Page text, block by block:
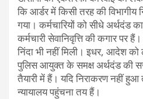
कि आर्डर में किसी तरह की विभागीय
गया। कर्मचारियों को सीधे अर्थदंड
कर्मचारी सेवानिवृत्ति की कगार पर
निंदा भी नहीं मिली। इधर, आदेश
पुलिस आयुक्त के समक्ष अर्थदंड की
तैयारी में हैं। यदि निराकरण नहीं
न्यायालय पहुंचना तय हैं।